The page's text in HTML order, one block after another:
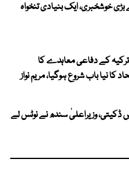
خوشخبری، ایک بنیادی تنخواہ
کے دفاعی معاہدے کا
کا نیا باب شروع ہوگیا، مریم نواز
ڈکیتی، وزیراعلیٰ سندھ نے نوٹس لے